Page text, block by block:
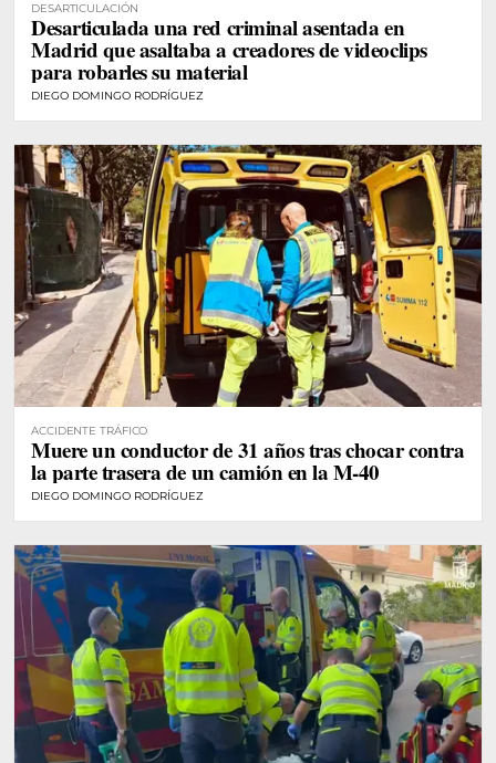
DESARTICULACIÓN
Desarticulada una red criminal asentada en
Madrid que asaltaba a creadores de videoclips
para robarles su material
DIEGO DOMINGO RODRÍGUEZ
ACCIDENTE TRÁFICO
Muere un conductor de 31 años tras chocar contra
la parte trasera de un camión en la M-40
DIEGO DOMINGO RODRÍGUEZ